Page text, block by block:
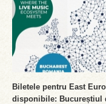
Biletele pentru East
disponibile: Bucureștiul